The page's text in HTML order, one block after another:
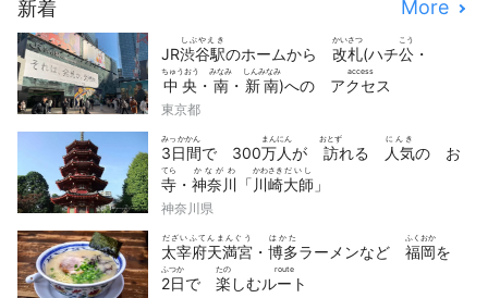
新着 More
JR渋谷駅
しぶやえき
のホームから 改札
かいさつ
(ハチ公
こう
・
中央
ちゅうおう
・ 南
みなみ
・ 新南
しんみなみ
)への アクセス
access
東京都
3日間
みっかかん
で 300万人
まんにん
が 訪
おとず
れる 人気
にんき
の お
寺
てら
・ 神奈川
かながわ
「 川崎
かわさき
大師
だいし
」
神奈川県
太宰府天満宮
だざいふてんまんぐう
・ 博多
はかた
ラーメンなど 福岡
ふくおか
を
2日
ふつか
で 楽
たの
しむルート
route